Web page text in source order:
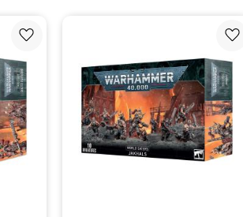
Lägg till i favoriter